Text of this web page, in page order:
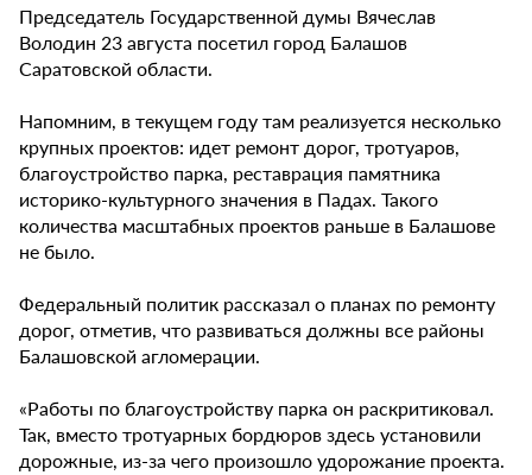
Председатель Государственной думы Вячеслав
Володин 23 августа посетил город Балашов
Саратовской области.
Напомним, в текущем году там реализуется несколько
крупных проектов: идет ремонт дорог, тротуаров,
благоустройство парка, реставрация памятника
историко-культурного значения в Падах. Такого
количества масштабных проектов раньше в Балашове
не было.
Федеральный политик рассказал о планах по ремонту
дорог, отметив, что развиваться должны все районы
Балашовской агломерации.
«Работы по благоустройству парка он раскритиковал.
Так, вместо тротуарных бордюров здесь установили
дорожные, из-за чего произошло удорожание проекта.